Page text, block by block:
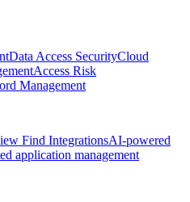
Data Access SecurityCloud
Access Risk
Management
Find IntegrationsAI-powered
application management